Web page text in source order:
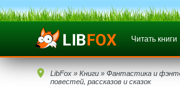
Читать книги
LibFox » Книги » Фантастика и
повестей, рассказов и сказок